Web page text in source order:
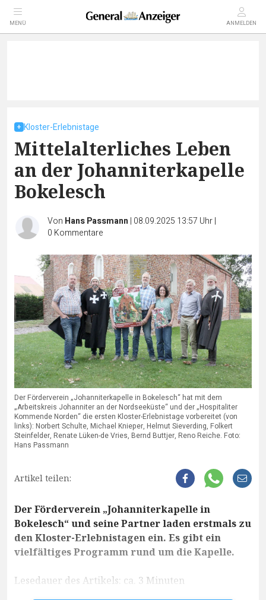
MENÜ ANMELDEN
Kloster-Erlebnistage
Mittelalterliches Leben
an der Johanniterkapelle
Bokelesch
Von Hans Passmann | 08.09.2025 13:57 Uhr|
0 Kommentare
Der Förderverein „Johanniterkapelle in Bokelesch“ hat mit dem
„Arbeitskreis Johanniter an der Nordseeküste“ und der „Hospitaliter
Kommende Norden“ die ersten Kloster-Erlebnistage vorbereitet (von
links): Norbert Schulte, Michael Knieper, Helmut Sieverding, Folkert
Steinfelder, Renate Lüken-de Vries, Bernd Buttjer, Reno Reiche. Foto:
Hans Passmann
Artikel teilen:
Der Förderverein „Johanniterkapelle in
Bokelesch“ und seine Partner laden erstmals zu
den Kloster-Erlebnistagen ein. Es gibt ein
vielfältiges Programm rund um die Kapelle.
Lesedauer des Artikels: ca. 3 Minuten